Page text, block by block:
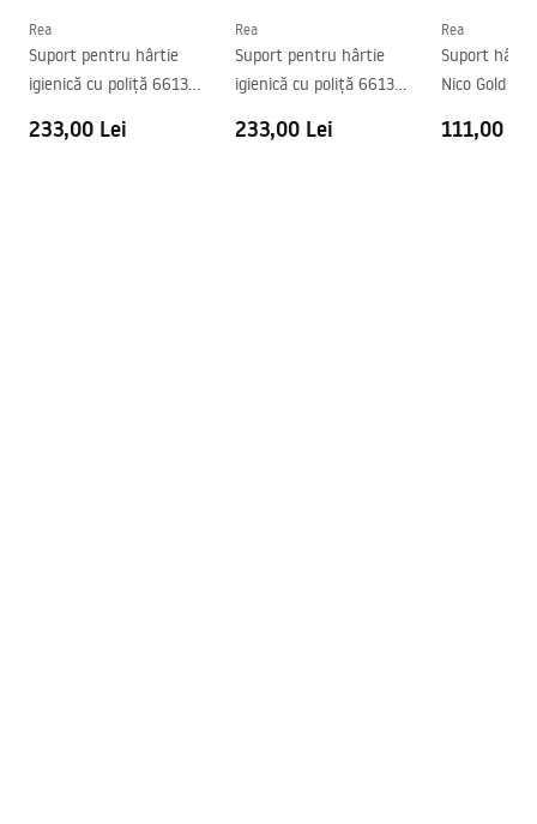
Rea
Suport pentru hârtie
igienică cu poliță 6613
233,00 Lei
Rea
Suport pentru hârtie
igienică cu poliță 6613
233,00 Lei
Rea
Suport
Nico Gold
111,00 Lei